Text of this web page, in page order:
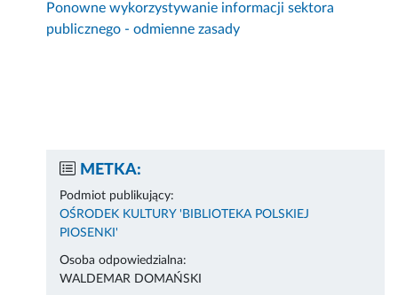
Ponowne wykorzystywanie informacji sektora
publicznego - odmienne zasady
METKA:
Podmiot publikujący:
OŚRODEK KULTURY 'BIBLIOTEKA POLSKIEJ
PIOSENKI'
Osoba odpowiedzialna:
WALDEMAR DOMAŃSKI